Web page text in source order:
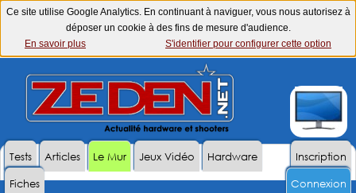
Ce site utilise Google Analytics. En continuant à naviguer, vous nous autorisez à
déposer un cookie à des fins de mesure d'audience.
En savoir plus
S'identifier pour configurer cette option
Inscription
Tests Articles Le Mur Jeux Vidéo
Hardware
Fiches
Connexion